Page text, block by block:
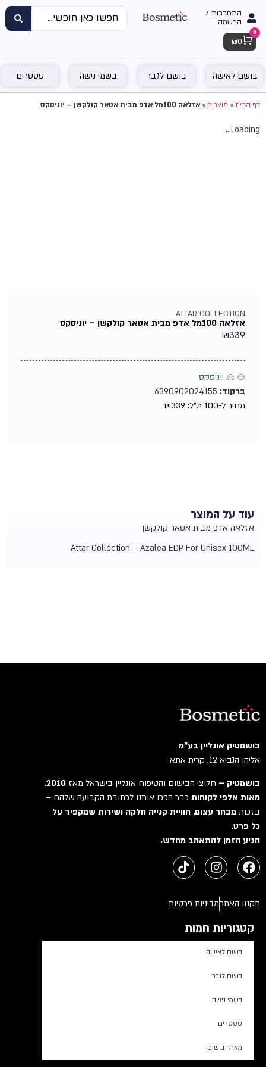
התחברות /
הרשמה
Cart
0
₪ 0
בושם לאישה בושם לגבר בשמי נישה טסטרים
דף הבית»מוצרים»אזלאה 100מל אדפ מבית אטאר קולקשן – יוניסקס
Loading...
ATTAR COLLECTION
אזלאה 100מל אדפ מבית אטאר קולקשן – יוניסקס
₪339
♂ ♀ יוניסקס
ברקוד:6390902024155
מחיר ל-100 מ"ל:
₪339
עוד על המוצר
אזלאה אדפ מבית אטאר קולקשן
Attar Collection – Azalea EDP For Unisex 100ML
בושמטיק אונליין בע"מ
אליהו הנביא 12, קרית אתא
בושמטיק –חלוצי הבישום והטיפוח אונליין בישראל מאז2010
.
מאות אלפי לקוחותכבר הפכו אותנו לכתובת הקבועה שלהם –
בזכותמבחר עצום, חוויית קנייה חלקה ושירות שמקפיד על
כל פרט.
הגיע הזמן להתאהב מחדש.
תקנון האתרמדיניות פרטיות
קטגוריות חמות
בושם לאישה
בושם לגבר
בשמי נישה
טסטרים
מארזי בישום